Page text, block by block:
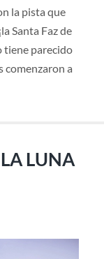
la pista que
Santa Faz de
tiene parecido
comenzaron a
LUNA